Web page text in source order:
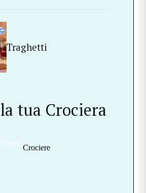
Traghetti
tua Crociera